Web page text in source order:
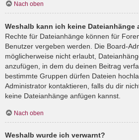
Nach oben
Weshalb kann ich keine Dateianhänge
Rechte für Dateianhänge können für
Benutzer vergeben werden. Die Board-
möglicherweise nicht erlaubt,
anzufügen, in dem du deinen Beitrag
bestimmte Gruppen dürfen Dateien
Administrator kontaktieren, falls du dir
keine Dateianhänge anfügen kannst.
Nach oben
Weshalb wurde ich verwarnt?